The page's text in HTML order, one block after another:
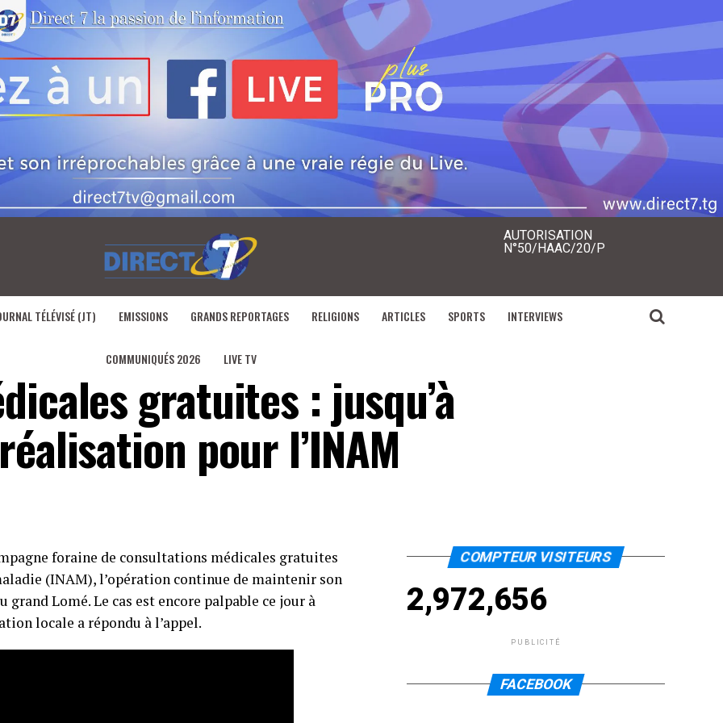
AUTORISATION
N°50/HAAC/20/P
TÉLÉVISÉ (JT) EMISSIONS GRANDS REPORTAGES RELIGIONS ARTICLES SPORTS INTERVIEWS
COMMUNIQUÉS 2026 LIVE TV
gratuites : jusqu’à
pour l’INAM
foraine de consultations médicales gratuites
(INAM), l’opération continue de maintenir son
Lomé. Le cas est encore palpable ce jour à
locale a répondu à l’appel.
COMPTEUR VISITEURS
2,972,656
PUBLICITÉ
FACEBOOK